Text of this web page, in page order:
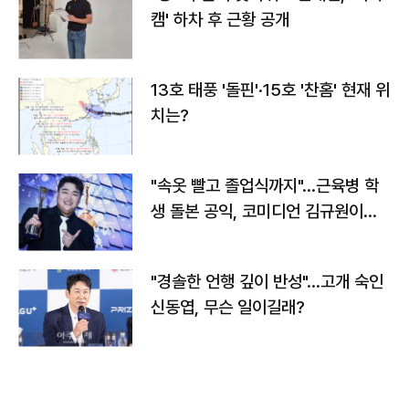
캠' 하차 후 근황 공개
13호 태풍 '돌핀'·15호 '찬홈' 현재 위
치는?
"속옷 빨고 졸업식까지"…근육병 학
생 돌본 공익, 코미디언 김규원이었
"경솔한 언행 깊이 반성"…고개 숙인
신동엽, 무슨 일이길래?